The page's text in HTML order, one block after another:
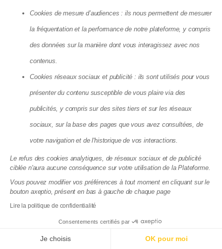
Transaction
Acheter un bien
Estimer un bien
Syndic de copropriété
Offre - Syndic Local
Offre - Syndic Coopératif
Tarifs syndic
Changer de syndic
Gestion Locative
Tarifs Gestion locative
Déclaration fiscale
Parrainage Gestion locative
Ressources
Témoignages
Guides Pratiques
Cookies de mesure d’audiences : ils nous permettent de mesurer
la fréquentation et la performance de notre plateforme, y compris
des données sur la manière dont vous interagissez avec nos
contenus.
Cookies réseaux sociaux et publicité : ils sont utilisés pour vous
présenter du contenu susceptible de vous plaire via des
publicités, y compris sur des sites tiers et sur les réseaux
sociaux, sur la base des pages que vous avez consultées, de
votre navigation et de l'historique de vos interactions.
Le refus des cookies analytiques, de réseaux sociaux et de publicité
ciblée n'aura aucune conséquence sur votre utilisation de la Plateforme.
Vous pouvez modifier vos préférences à tout moment en cliquant sur le
bouton axeptio, présent en bas à gauche de chaque page
Lire la politique de confidentialité
Consentements certifiés par
Je choisis OK pour moi